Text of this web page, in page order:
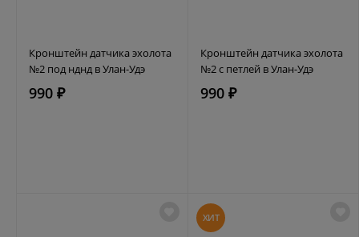
Кронштейн датчика эхолота
№2 под нднд в Улан-Удэ
990 ₽
Кронштейн датчика эхолота
№2 с петлей в Улан-Удэ
990 ₽
ХИТ